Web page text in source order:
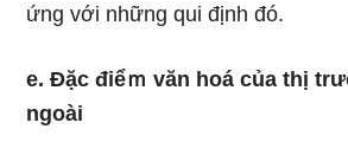
ứng với nhữnɡ qui định đó.
e. Đặc điểｍ văn hoá của thị
ngoài